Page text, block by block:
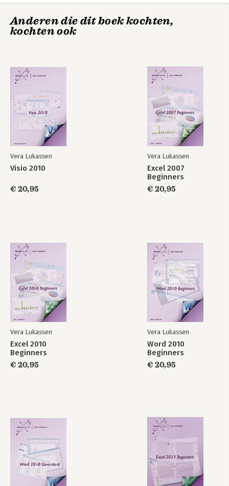
Excel 2019
Gevorderd
Excel 2019 Basis
Excel 365 Basis InDesign CC
Bekijk alle boeken
Anderen die dit boek kochten,
kochten ook
Vera Lukassen
Visio 2010
€ 20,95
Vera Lukassen
Excel 2007
Beginners
€ 20,95
Vera Lukassen
Excel 2010
Beginners
€ 20,95
Vera Lukassen
Word 2010
Beginners
€ 20,95